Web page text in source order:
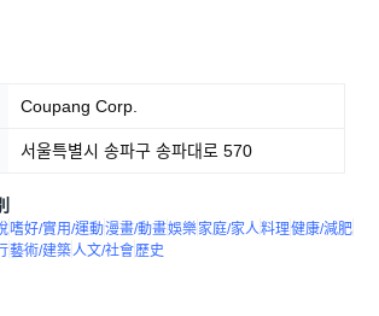
Coupang Corp.
서울특별시 송파구 송파대로 570
嗜好/實用/運動漫畫/動畫娛樂家庭/家人料理健康/減肥
藝術/建築人文/社會歷史